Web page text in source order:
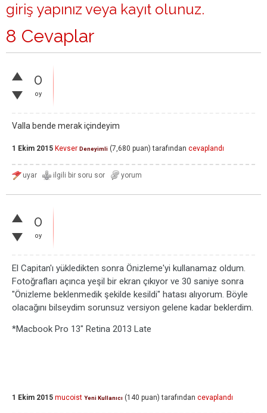
giriş yapınız veya kayıt olunuz.
8 Cevaplar
0
oy
Valla bende merak içindeyim
1 Ekim 2015 Kevser Deneyimli (7,680 puan) tarafından cevaplandı
0
oy
El Capitan'ı yükledikten sonra Önizleme'yi kullanamaz oldum.
Fotoğrafları açınca yeşil bir ekran çıkıyor ve 30 saniye sonra
"Önizleme beklenmedik şekilde kesildi" hatası alıyorum. Böyle
olacağını bilseydim sorunsuz versiyon gelene kadar beklerdim.
*Macbook Pro 13" Retina 2013 Late
1 Ekim 2015 mucoist Yeni Kullanıcı (140 puan) tarafından cevaplandı